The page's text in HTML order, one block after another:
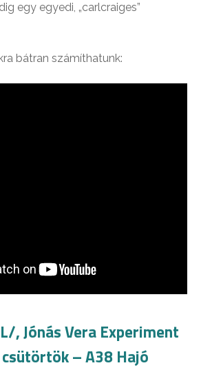
egy egyedi, „carlcraiges”
bátran számíthatunk:
, Jónás Vera Experiment
– A38 Hajó